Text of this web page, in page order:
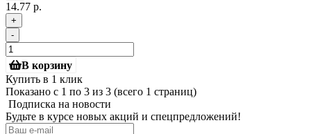
14.77 р.
+
-
В корзину
Купить в 1 клик
Показано с 1 по 3 из 3 (всего 1 страниц)
Подписка на новости
Будьте в курсе новых акций и спецпредложений!